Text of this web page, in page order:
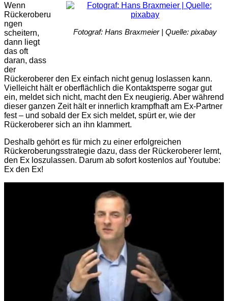
Fotograf: Hans Braxmeier | Quelle: pixabay
Wenn
Rückeroberu
ngen
scheitern,
dann liegt
das oft
daran, dass
der
Rückeroberer den Ex einfach nicht genug loslassen kann.
Vielleicht hält er oberflächlich die Kontaktsperre sogar gut
ein, meldet sich nicht, macht den Ex neugierig. Aber während
dieser ganzen Zeit hält er innerlich krampfhaft am Ex-Partner
fest – und sobald der Ex sich meldet, spürt er, wie der
Rückeroberer sich an ihn klammert.
Deshalb gehört es für mich zu einer erfolgreichen
Rückeroberungsstrategie dazu, dass der Rückeroberer lernt,
den Ex loszulassen. Darum ab sofort kostenlos auf Youtube:
Ex den Ex!